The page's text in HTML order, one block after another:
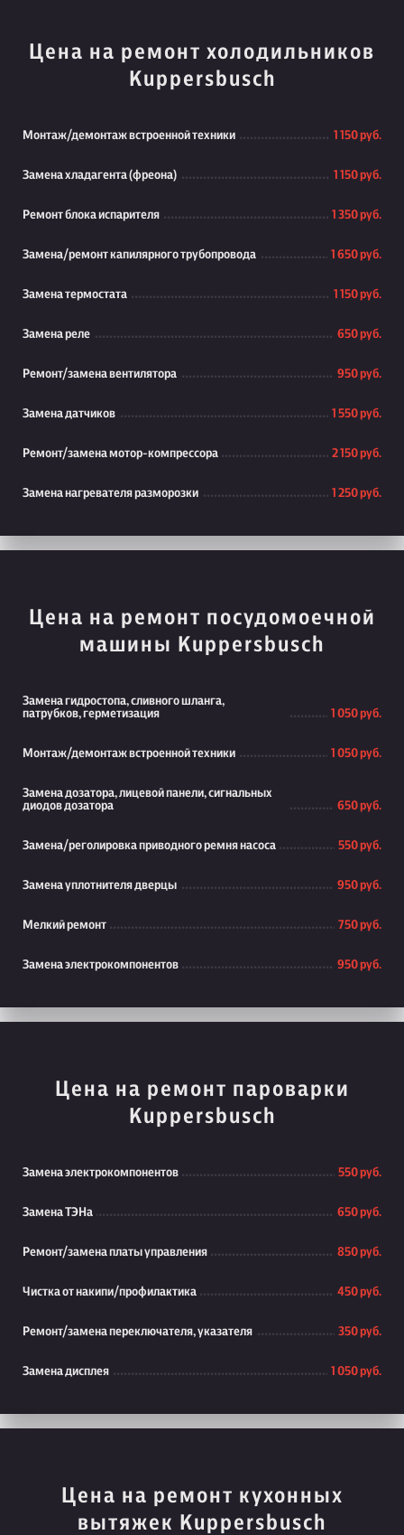
Цена на ремонт холодильников
Kuppersbusch
Монтаж/демонтаж встроенной техники 1 150 руб.
Замена хладагента (фреона) 1 150 руб.
Ремонт блока испарителя 1 350 руб.
Замена/ремонт капилярного трубопровода 1 650 руб.
Замена термостата 1 150 руб.
Замена реле 650 руб.
Ремонт/замена вентилятора 950 руб.
Замена датчиков 1 550 руб.
Ремонт/замена мотор-компрессора 2 150 руб.
Замена нагревателя разморозки 1 250 руб.
Цена на ремонт посудомоечной
машины Kuppersbusch
Замена гидростопа, сливного шланга,
патрубков, герметизация
1 050 руб.
Монтаж/демонтаж встроенной техники 1 050 руб.
Замена дозатора, лицевой панели, сигнальных
диодов дозатора
650 руб.
Замена/реголировка приводного ремня насоса 550 руб.
Замена уплотнителя дверцы 950 руб.
Мелкий ремонт 750 руб.
Замена электрокомпонентов 950 руб.
Цена на ремонт пароварки
Kuppersbusch
Замена электрокомпонентов 550 руб.
Замена ТЭНа 650 руб.
Ремонт/замена платы управления 850 руб.
Чистка от накипи/профилактика 450 руб.
Ремонт/замена переключателя, указателя 350 руб.
Замена дисплея 1 050 руб.
Цена на ремонт кухонных
вытяжек Kuppersbusch